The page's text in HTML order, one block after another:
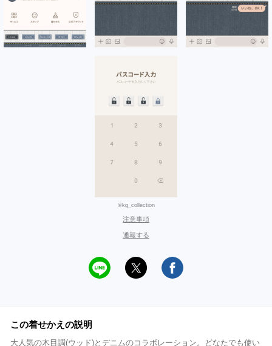
©kg_collection
注意事項
通報する
この着せかえの説明
大人気の木目調(ウッド)とデニムのコラボレーション。どなたでも使い